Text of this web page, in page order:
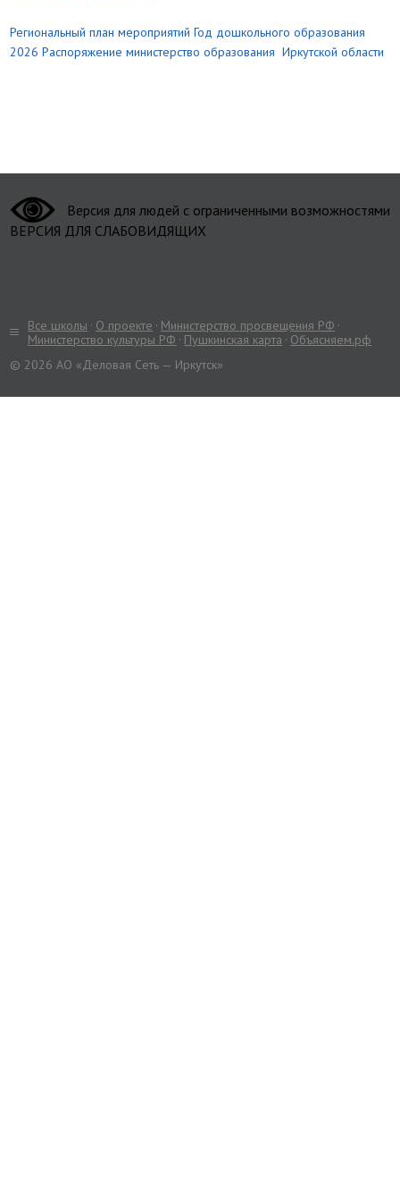
Региональный план мероприятий Год дошкольного образования
2026 Распоряжение министерство образования Иркутской области
Версия для людей с ограниченными возможностями
ВЕРСИЯ ДЛЯ СЛАБОВИДЯЩИХ
Все школы О проекте
Министерство просвещения РФ
Министерство культуры РФ
Пушкинская карта
Объясняем.рф
© 2026 АО «Деловая Сеть — Иркутск»